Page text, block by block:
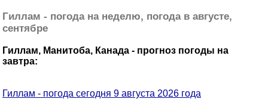
Гиллам - погода на неделю, погода в августе,
сентябре
Гиллам, Манитоба, Канада - прогноз погоды на
завтра:
Гиллам - погода сегодня 9 августа 2026 года